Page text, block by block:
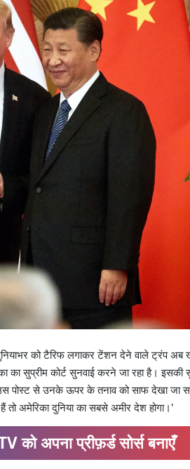
को टैरिफ लगाकर टेंशन देने वाले ट्रंप
सुप्रीम कोर्ट सुनवाई करने जा रहा है। इसकी
पोस्ट से उनके ऊपर के तनाव को साफ देखा जा
अमेरिका दुनिया का सबसे अमीर देश होगा।’
अपना प्रीफ़र्ड सोर्स बनाएँ